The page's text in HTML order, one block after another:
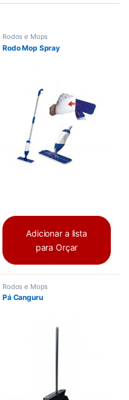
Rodos e Mops
Rodo Mop Spray
Adicionar a lista
para Orçar
Rodos e Mops
Pá Canguru